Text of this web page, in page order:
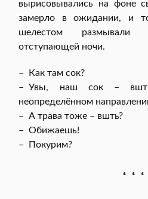
вырисовывались на фоне
замерло в ожидании, и
шелестом размывали
отступающей ночи.
– Как там сок?
– Увы, наш сок –
неопределённом
– А трава тоже – вшть?
– Обижаешь!
– Покурим?
* * *